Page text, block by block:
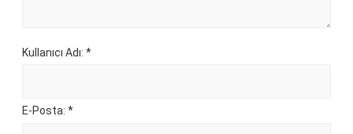
Kullanıcı Adı: *
E-Posta: *